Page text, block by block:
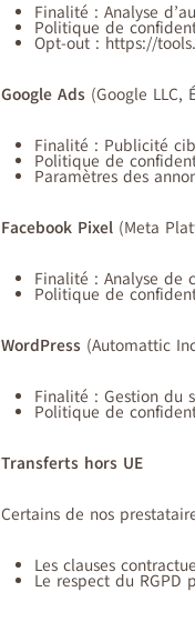
Finalité : Analyse
Politique de
Opt-out : https://
Google Ads (Google LLC,
Finalité : Publicité
Politique de
Paramètres des
Facebook Pixel (Meta
Finalité : Analyse de
Politique de
WordPress (Automattic
Finalité : Gestion du
Politique de
Transferts hors UE
Certains de nos
Les clauses
Le respect du RGPD